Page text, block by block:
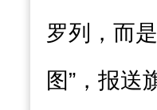
罗列，而
图”，报送